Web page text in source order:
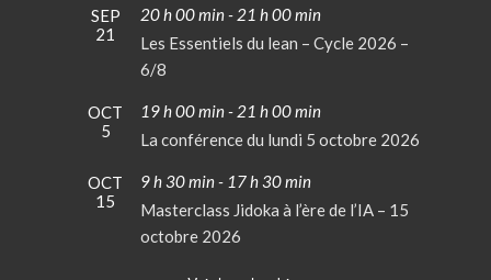
SEP
21
20 h 00 min- 21 h 00 min
Les Essentiels du lean – Cycle 2026 –
6/8
OCT
5
19 h 00 min- 21 h 00 min
La conférence du lundi 5 octobre 2026
OCT
15
9 h 30 min- 17 h 30 min
Masterclass Jidoka à l’ère de l’IA – 15
octobre 2026